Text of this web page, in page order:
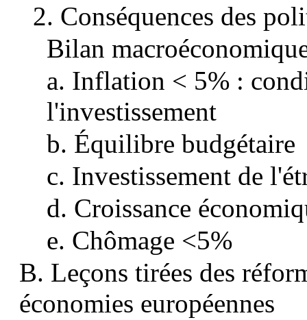
2. Conséquences des
Bilan
a. Inflation < 5% :
l'investissement
b. Équilibre budgétaire
c. Investissement de
d. Croissance
e. Chômage <5%
B. Leçons tirées des
économies européennes